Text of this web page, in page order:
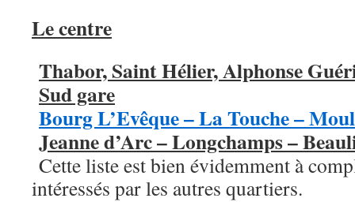
Le centre
Thabor, Saint Hélier, Alphonse
Sud gare
Bourg L’Evêque – La Touche –
Jeanne d’Arc – Longchamps –
Cette liste est bien évidemment à
intéressés par les autres quartiers.